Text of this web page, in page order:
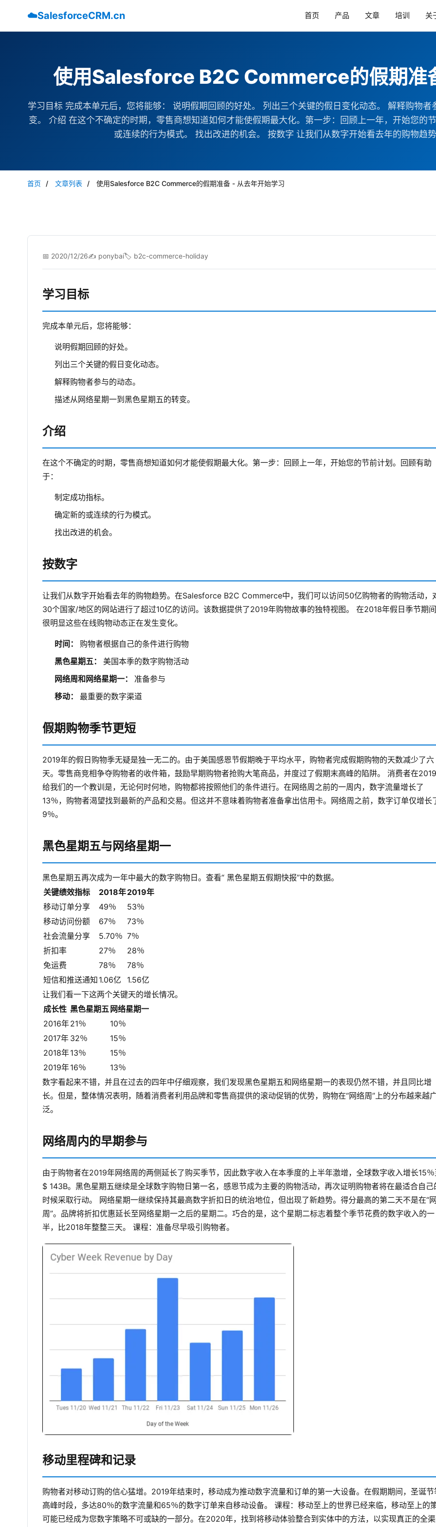
☁️SalesforceCRM.cn 首页 产品 文章 培训 关
使用Salesforce B2C Commerce的假期准
学习目标 完成本单元后，您将能够： 说明假期回顾的好处。 列出三个关键的假日变化动态。 解释购物
变。 介绍 在这个不确定的时期，零售商想知道如何才能使假期最大化。第一步：回顾上一年，开始您的
或连续的行为模式。 找出改进的机会。 按数字 让我们从数字开始看去年的购物趋
首页 / 文章列表 / 使用Salesforce B2C Commerce的假期准备 - 从去年开始学习
📅 2020/12/26✍️ ponybai🏷️ b2c-commerce-holiday
学习目标
完成本单元后，您将能够：
说明假期回顾的好处。
列出三个关键的假日变化动态。
解释购物者参与的动态。
描述从网络星期一到黑色星期五的转变。
介绍
在这个不确定的时期，零售商想知道如何才能使假期最大化。第一步：回顾上一年，开始您的节前计划。回顾有助
于：
制定成功指标。
确定新的或连续的行为模式。
找出改进的机会。
按数字
让我们从数字开始看去年的购物趋势。在Salesforce B2C Commerce中，我们可以访问50亿购物者的购物活动，
30个国家/地区的网站进行了超过10亿的访问。该数据提供了2019年购物故事的独特视图。
在2018年假日季节期
很明显这些在线购物动态正在发生变化。
时间： 购物者根据自己的条件进行购物
黑色星期五： 美国本季的数字购物活动
网络周和网络星期一： 准备参与
移动： 最重要的数字渠道
假期购物季节更短
2019年的假日购物季无疑是独一无二的。由于美国感恩节假期晚于平均水平，购物者完成假期购物的天数减少了六
天。零售商竞相争夺购物者的收件箱，鼓励早期购物者抢购大笔商品，并度过了假期末高峰的陷阱。
消费者在
给我们的一个教训是，无论何时何地，购物都将按照他们的条件进行。在网络周之前的一周内，数字流量增长了
13％，购物者渴望找到最新的产品和交易。但这并不意味着购物者准备拿出信用卡。网络周之前，数字订单仅增长
9％。
黑色星期五与网络星期一
黑色星期五再次成为一年中最大的数字购物日。查看“ 黑色星期五假期快报”中的数据。
关键绩效指标
2018年2019年
移动订单分享
49％
53％
移动访问份额
67％
73％
社会流量分享
5.70％ 7％
折扣率
27％
28％
免运费
78％
78％
短信和推送通知 1.06亿
1.56亿
让我们看一下这两个关键天的增长情况。
成长性 黑色星期五 网络星期一
2016年21％
10％
2017年 32％
15％
2018年13％
15％
2019年16％
13％
数字看起来不错，并且在过去的四年中仔细观察，我们发现黑色星期五和网络星期一的表现仍然不错，并且同比增
长。但是，整体情况表明，随着消费者利用品牌和零售商提供的滚动促销的优势，购物在“网络周”上的分布越来越
泛。
网络周内的早期参与
由于购物者在2019年网络周的两侧延长了购买季节，因此数字收入在本季度的上半年激增，全球数字收入增长15
$ 143B。黑色星期五继续是全球数字购物日第一名，感恩节成为主要的购物活动，再次证明购物者将在最适合自己
时候采取行动。
网络星期一继续保持其最高数字折扣日的统治地位，但出现了新趋势。得分最高的第二天不是在“
周”。品牌将折扣优惠延长至网络星期一之后的星期二。巧合的是，这个星期二标志着整个季节花费的数字收入的一
半，比2018年整整三天。
课程：准备尽早吸引购物者。
移动里程碑和记录
购物者对移动订购的信心猛增。2019年结束时，移动成为推动数字流量和订单的第一大设备。在假期期间，圣诞节
高峰时段，多达80％的数字流量和65％的数字订单来自移动设备。
课程：移动至上的世界已经来临，移动至上的
可能已经成为您数字策略不可或缺的一部分。在2020年，找到将移动体验整合到实体中的方法，以实现真正的全